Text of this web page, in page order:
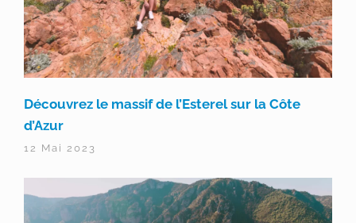
Découvrez le massif de l’Esterel sur la Côte
d’Azur
12 Mai 2023